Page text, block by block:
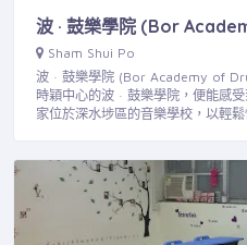
波 · 鼓樂學院 (Bor
Sham Shui Po
波 · 鼓樂學院 (Bor Academy of
時穎中心的波 · 鼓樂學院，便能感
家位於深水埗區的音樂學校，以輕鬆